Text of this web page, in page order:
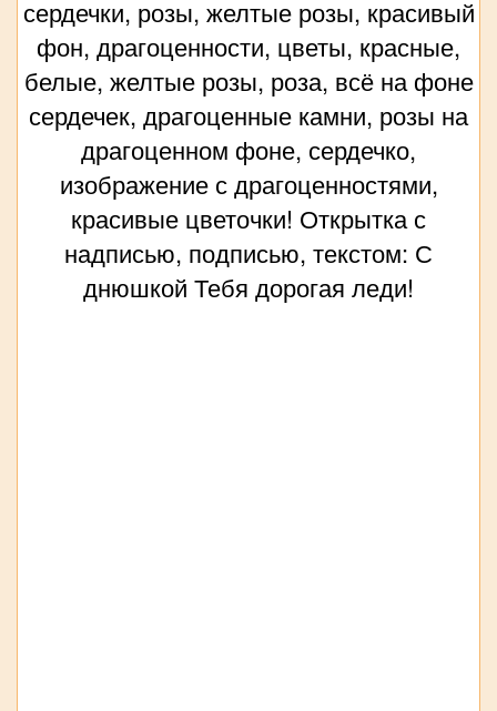
сердечки, розы, желтые розы, красивый
фон, драгоценности, цветы, красные,
белые, желтые розы, роза, всё на фоне
сердечек, драгоценные камни, розы на
драгоценном фоне, сердечко,
изображение с драгоценностями,
красивые цветочки! Открытка с
надписью, подписью, текстом: С
днюшкой Тебя дорогая леди!